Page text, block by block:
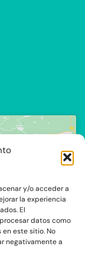
y/o acceder a
la experiencia
El
datos como
este sitio. No
negativamente a
de